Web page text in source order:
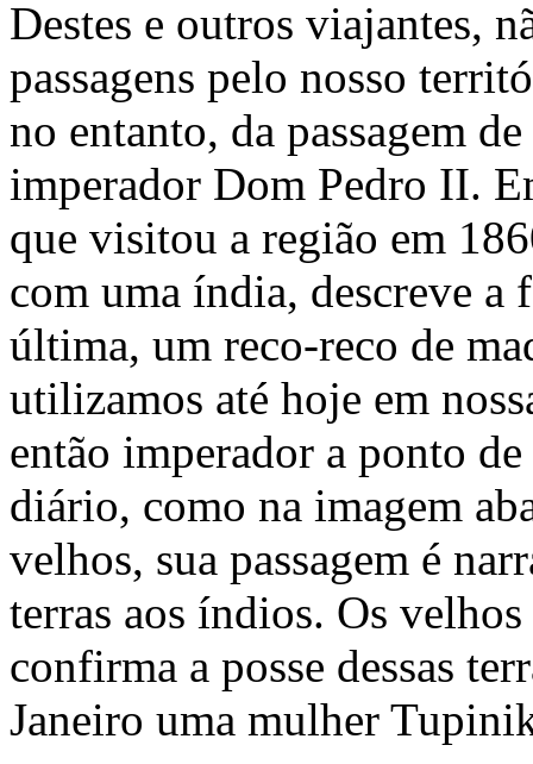
Destes e outros viajantes,
passagens pelo nosso
no entanto, da passagem
imperador Dom Pedro II.
que visitou a região em
com uma índia, descreve a
última, um reco-reco de
utilizamos até hoje em
então imperador a ponto
diário, como na imagem
velhos, sua passagem é
terras aos índios. Os
confirma a posse dessas
Janeiro uma mulher